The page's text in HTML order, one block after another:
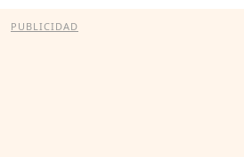
PUBLICIDAD